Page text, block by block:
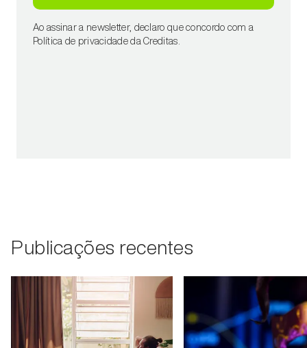
Ao assinar a newsletter, declaro que concordo com a
Política de privacidade da Creditas.
Publicações recentes